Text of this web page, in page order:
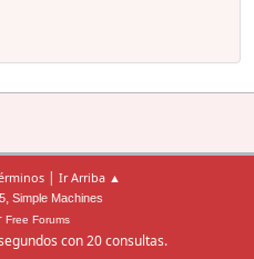
| Ir Arriba ▲
, Simple Machines
Free Forums
con 20 consultas.